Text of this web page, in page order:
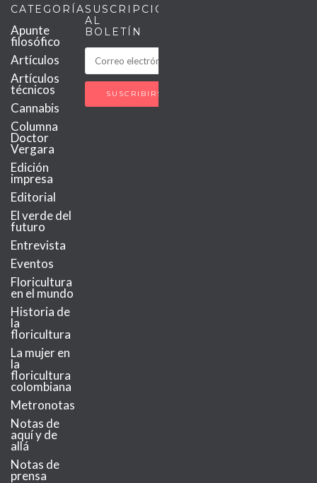
CATEGORÍAS
Apunte
filosófico
Artículos
Artículos
técnicos
Cannabis
Columna
Doctor
Vergara
Edición
impresa
Editorial
El verde del
futuro
Entrevista
Eventos
Floricultura
en el mundo
Historia de
la
floricultura
La mujer en
la
floricultura
colombiana
Metronotas
Notas de
aquí y de
allá
Notas de
prensa
SUSCRIPCIÓN
AL
BOLETÍN